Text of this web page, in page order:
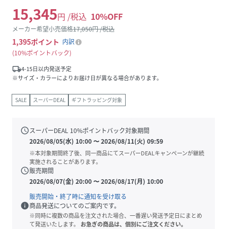
15,345円 /税込 10%OFF
メーカー希望小売価格17,050円 /税込
1,395ポイント 内訳
10%ポイントバック
local_shipping4-15日以内発送予定
※サイズ・カラーによりお届け日が異なる場合があります。
SALE スーパーDEAL ギフトラッピング対象
scheduleスーパーDEAL 10%ポイントバック対象期間
2026/08/05(水) 10:00〜2026/08/11(火) 09:59
※本対象期間終了後、同一商品にてスーパーDEALキャンペーンが継続
実施されることがあります。
schedule販売期間
2026/08/07(金) 20:00〜2026/08/17(月) 10:00
販売開始・終了時に通知を受け取る
info商品発送についてのご案内です。
※同時に複数の商品を注文された場合、一番遅い発送予定日にまとめ
て発送いたします。
お急ぎの商品は、個別にご注文ください。